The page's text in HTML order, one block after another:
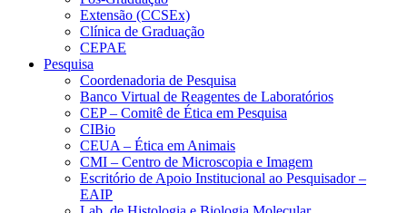
Extensão (CCSEx)
Clínica de Graduação
CEPAE
Pesquisa
Coordenadoria de Pesquisa
Banco Virtual de Reagentes de Laboratórios
CEP – Comitê de Ética em Pesquisa
CIBio
CEUA – Ética em Animais
CMI – Centro de Microscopia e Imagem
Escritório de Apoio Institucional ao Pesquisador –
EAIP